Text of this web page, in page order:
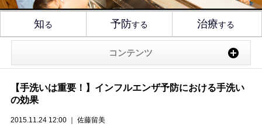
知る 予防する 治療する
コンテンツ
【手洗いは重要！】インフルエンザ予防における手洗い
の効果
2015.11.24 12:00 ｜ 佐藤留美